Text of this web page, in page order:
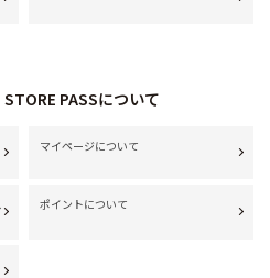
PASSについて
マイページについて
ポイントについて